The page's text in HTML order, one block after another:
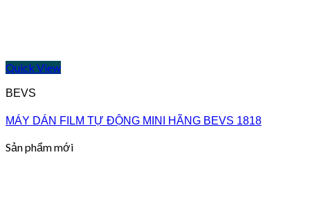
Quick View
BEVS
MÁY DÁN FILM TỰ ĐỘNG MINI HÃNG BEVS 1818
Sản phẩm mới